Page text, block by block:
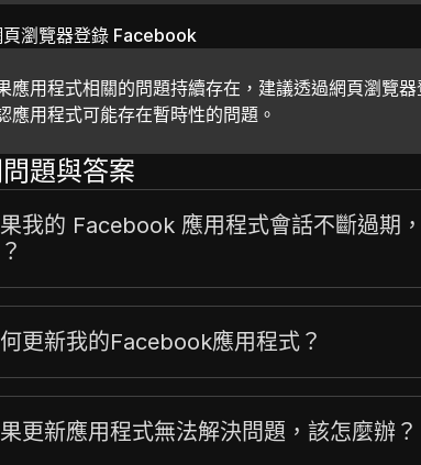
瀏覽器登錄 Facebook
應用程式相關的問題持續存在，建議透過網頁瀏覽
應用程式可能存在暫時性的問題。
題與答案
我的 Facebook 應用程式會話不斷過期
更新我的Facebook應用程式？
更新應用程式無法解決問題，該怎麼辦？